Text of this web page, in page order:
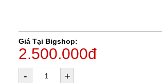
Giá Tại Bigshop:
2.500.000đ
- +